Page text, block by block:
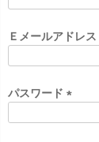
Ｅメールアドレス
パスワード